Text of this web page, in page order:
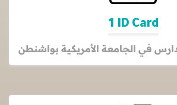
1 ID Card
في الجامعة الأمريكية بواشنطن